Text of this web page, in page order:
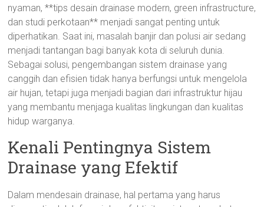
nyaman, **tips desain drainase modern, green infrastructure,
dan studi perkotaan** menjadi sangat penting untuk
diperhatikan. Saat ini, masalah banjir dan polusi air sedang
menjadi tantangan bagi banyak kota di seluruh dunia.
Sebagai solusi, pengembangan sistem drainase yang
canggih dan efisien tidak hanya berfungsi untuk mengelola
air hujan, tetapi juga menjadi bagian dari infrastruktur hijau
yang membantu menjaga kualitas lingkungan dan kualitas
hidup warganya.
Kenali Pentingnya Sistem
Drainase yang Efektif
Dalam mendesain drainase, hal pertama yang harus